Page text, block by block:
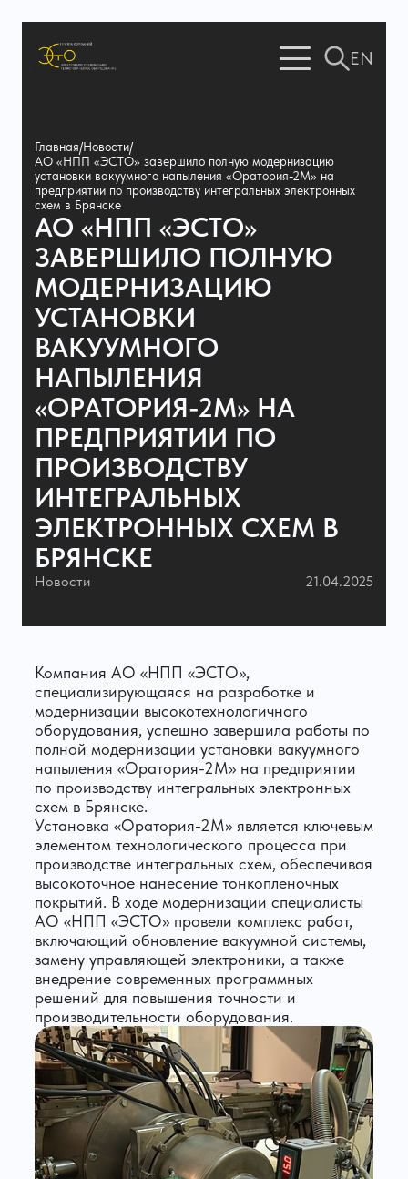
EN
Главная/Новости/
АО «НПП «ЭСТО» завершило полную модернизацию
установки вакуумного напыления «Оратория-2М» на
предприятии по производству интегральных электронных
схем в Брянске
АО «НПП «ЭСТО»
ЗАВЕРШИЛО ПОЛНУЮ
МОДЕРНИЗАЦИЮ
УСТАНОВКИ
ВАКУУМНОГО
НАПЫЛЕНИЯ
«ОРАТОРИЯ-2М» НА
ПРЕДПРИЯТИИ ПО
ПРОИЗВОДСТВУ
ИНТЕГРАЛЬНЫХ
ЭЛЕКТРОННЫХ СХЕМ В
БРЯНСКЕ
Новости 21.04.2025
Компания АО «НПП «ЭСТО»,
специализирующаяся на разработке и
модернизации высокотехнологичного
оборудования, успешно завершила работы по
полной модернизации установки вакуумного
напыления «Оратория-2М» на предприятии
по производству интегральных электронных
схем в Брянске.
Установка «Оратория-2М» является ключевым
элементом технологического процесса при
производстве интегральных схем, обеспечивая
высокоточное нанесение тонкопленочных
покрытий. В ходе модернизации специалисты
АО «НПП «ЭСТО» провели комплекс работ,
включающий обновление вакуумной системы,
замену управляющей электроники, а также
внедрение современных программных
решений для повышения точности и
производительности оборудования.